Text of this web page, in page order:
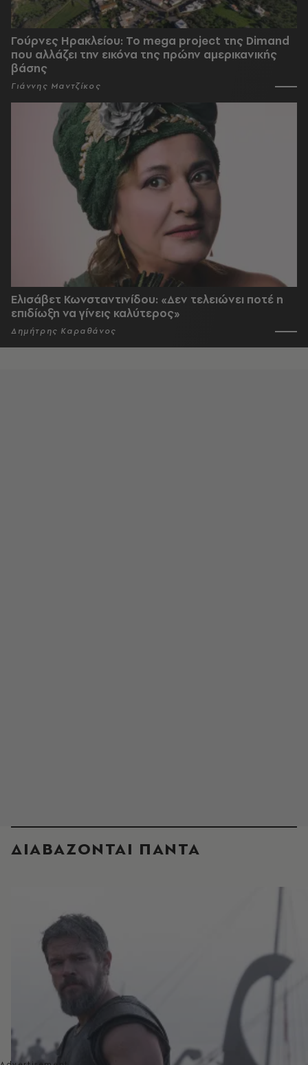
Γούρνες Ηρακλείου: To mega project της Dimand
που αλλάζει την εικόνα της πρώην αμερικανικής
βάσης
Γιάννης Μαντζίκος
Ελισάβετ Κωνσταντινίδου: «Δεν τελειώνει ποτέ η
επιδίωξη να γίνεις καλύτερος»
Δημήτρης Καραθάνος
ΔΙΑΒΑΖΟΝΤΑΙ ΠΑΝΤΑ